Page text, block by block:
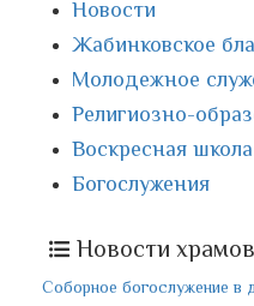
Новости
Жабинковское
Молодежное
Религиозно-
Воскресная школа
Богослужения
Новости
Соборное богослужение в